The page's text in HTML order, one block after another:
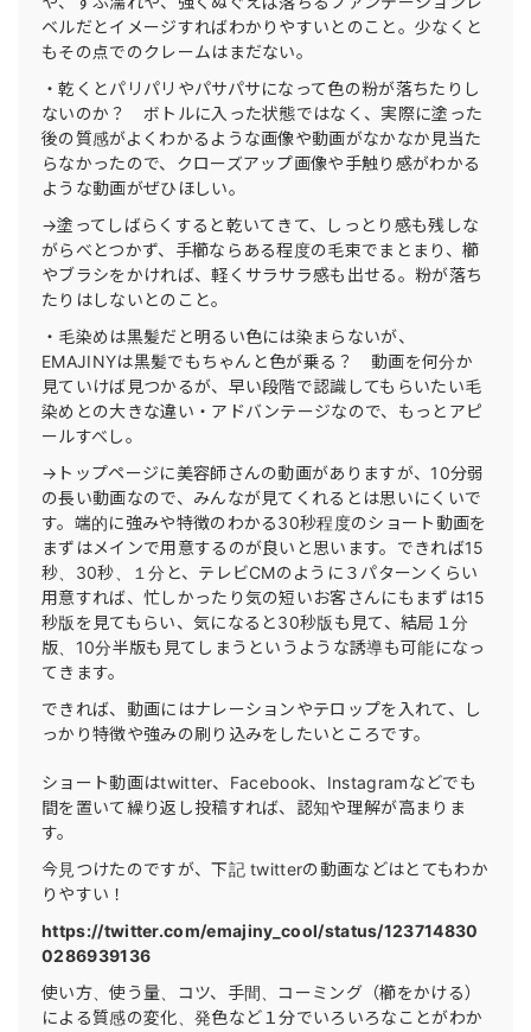
ベルだとイメージすればわかりやすいとのこと。少なくと
もその点でのクレームはまだない。
・乾くとパリパリやパサパサになって色の粉が落ちたりし
ないのか？ ボトルに入った状態ではなく、実際に塗った
後の質感がよくわかるような画像や動画がなかなか見当た
らなかったので、クローズアップ画像や手触り感がわかる
ような動画がぜひほしい。
→塗ってしばらくすると乾いてきて、しっとり感も残しな
がらべとつかず、手櫛ならある程度の毛束でまとまり、櫛
やブラシをかければ、軽くサラサラ感も出せる。粉が落ち
たりはしないとのこと。
・毛染めは黒髪だと明るい色には染まらないが、
EMAJINYは黒髪でもちゃんと色が乗る？ 動画を何分か
見ていけば見つかるが、早い段階で認識してもらいたい毛
染めとの大きな違い・アドバンテージなので、もっとアピ
ールすべし。
→トップページに美容師さんの動画がありますが、10分弱
の長い動画なので、みんなが見てくれるとは思いにくいで
す。端的に強みや特徴のわかる30秒程度のショート動画を
まずはメインで用意するのが良いと思います。できれば15
秒、30秒、１分と、テレビCMのように３パターンくらい
用意すれば、忙しかったり気の短いお客さんにもまずは15
秒版を見てもらい、気になると30秒版も見て、結局１分
版、10分半版も見てしまうというような誘導も可能になっ
てきます。
できれば、動画にはナレーションやテロップを入れて、し
っかり特徴や強みの刷り込みをしたいところです。
ショート動画はtwitter、Facebook、Instagramなどでも
間を置いて繰り返し投稿すれば、認知や理解が高まりま
す。
今見つけたのですが、下記 twitterの動画などはとてもわか
りやすい！
https://twitter.com/emajiny_cool/status/123714830
0286939136
使い方、使う量、コツ、手間、コーミング（櫛をかける）
による質感の変化、発色など１分でいろいろなことがわか